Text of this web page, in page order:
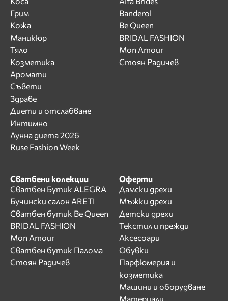
Грим
Кожа
Маникюр
Тяло
Козметика
Аромати
Съвети
Здраве
Диети и отслабване
Интимно
Лунна диета 2026
Ruse Fashion Week
Banderol
Be Queen
BRIDAL FASHION
Mon Amour
Стоян Радичев
Сватбени колекции
Сватбен Бутик ALEGRA
Бучински салон ARETI
Сватбен бутик Be Queen
BRIDAL FASHION
Mon Amour
Сватбен бутик Палома
Стоян Радичев
Оферти
Дамски дрехи
Мъжки дрехи
Детски дрехи
Текстил и прежди
Аксесоари
Обувки
Парфюмерия и
козметика
Машини и оборудване
Материали